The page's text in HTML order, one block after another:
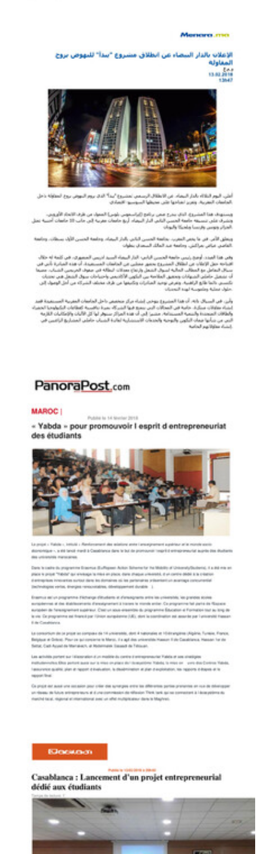
Le projet "Yabda", dédié au "renforcement des relations entre
l'enseignement supérieur et le monde socio-économique", a été lancé
mardi 13 février à Casablanca dans le but de promouvoir l’esprit
d’entrepreneuriat auprès des étudiants des un
Yabda on the Media PDF 113.64K
الإعلان بالدار البیضاء عن انطلاق مشروع "يبدأ" للنھوض بروح
Yabda on the Media PDF 2.34M
PanoraPost
«Yabda» pour promouvoir l’esprit d’entrepreneuriat des étudiants
Yabda on the Media PDF 99.52K